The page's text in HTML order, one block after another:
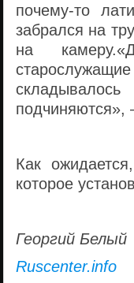
почему-то
забрался на
на
подчиняются»,
Как
которое
Георгий Белый
Ruscenter.info